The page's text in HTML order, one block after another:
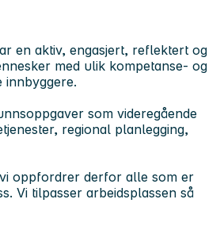
en aktiv, engasjert, reflektert og
med ulik kompetanse- og
innbyggere.
som videregående
regional planlegging,
oppfordrer derfor alle som er
Vi tilpasser arbeidsplassen så